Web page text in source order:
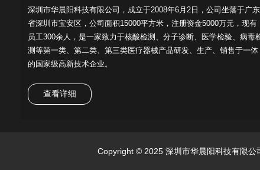
深圳市华晨阳科技有限公司，成立于2008年6月2日，公司坐落于广东
省深圳市宝安区，公司面积15000平方米，注册资金5000万元，现有
员工300余人，是一家致力于核酸检测、分子诊断、医学检验、病毒
测等第一类、第二类、第三类医疗器械产品研发、生产、销售于一体
的国家级高新技术企业。
查看详细
Copyright © 2025 深圳市华晨阳科技有限公